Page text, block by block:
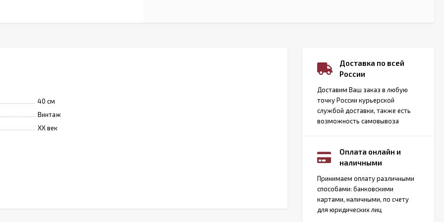
40 см
Винтаж
XX век
Доставка по всей
России
Доставим Ваш заказ в любую
точку России курьерской
службой доставки, также есть
возможность самовывоза
Оплата онлайн и
наличными
Принимаем оплату различными
способами: банковскими
картами, наличными, по счету
для юридических лиц